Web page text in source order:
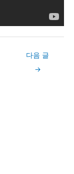
다음 글
→